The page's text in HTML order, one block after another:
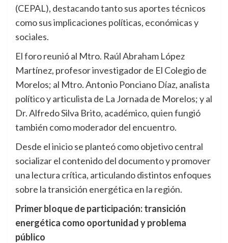
(CEPAL), destacando tanto sus aportes técnicos
como sus implicaciones políticas, económicas y
sociales.
El foro reunió al Mtro. Raúl Abraham López
Martínez, profesor investigador de El Colegio de
Morelos; al Mtro. Antonio Ponciano Díaz, analista
político y articulista de La Jornada de Morelos; y al
Dr. Alfredo Silva Brito, académico, quien fungió
también como moderador del encuentro.
Desde el inicio se planteó como objetivo central
socializar el contenido del documento y promover
una lectura crítica, articulando distintos enfoques
sobre la transición energética en la región.
Primer bloque de participación: transición
energética como oportunidad y problema
público